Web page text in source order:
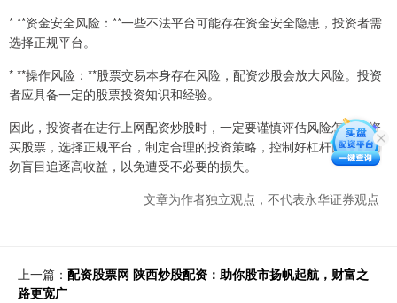
* **资金安全风险：**一些不法平台可能存在资金安全隐患，投资者需
选择正规平台。
* **操作风险：**股票交易本身存在风险，配资炒股会放大风险。投资
者应具备一定的股票投资知识和经验。
因此，投资者在进行上网配资炒股时，一定要谨慎评估风险怎么配资
买股票，选择正规平台，制定合理的投资策略，控制好杠杆比例。切
勿盲目追逐高收益，以免遭受不必要的损失。
文章为作者独立观点，不代表永华证券观点
上一篇： 配资股票网 陕西炒股配资：助你股市扬帆起航，财富之
路更宽广